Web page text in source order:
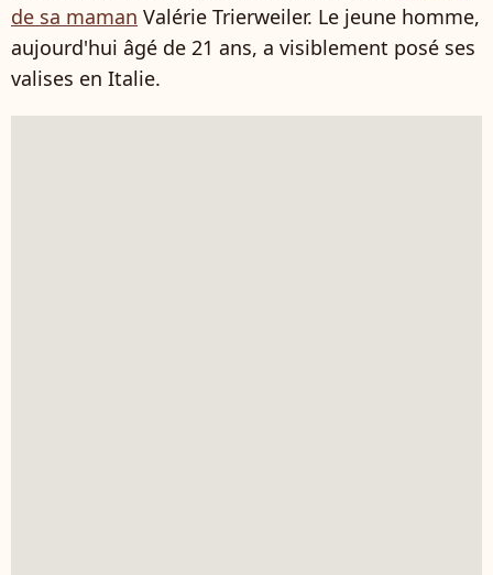
de sa maman Valérie Trierweiler. Le jeune homme,
aujourd'hui âgé de 21 ans, a visiblement posé ses
valises en Italie.